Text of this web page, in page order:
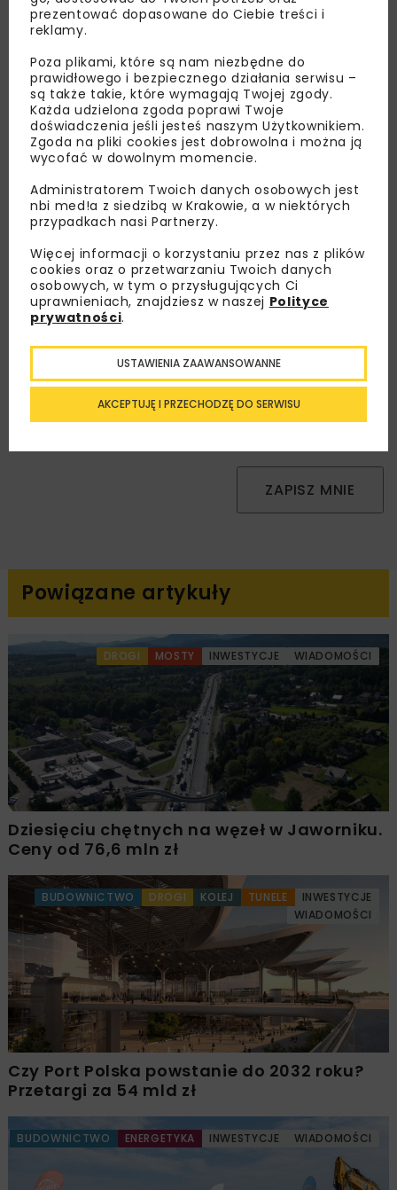
Lubisz wiedzieć więcej?
Zapisz się do newslettera aby otrzymywać od
nas najlepsze informacje branżowe,
zaproszenia na wydarzenia, atrakcyjne oferty i
dedykowane akcje specjalne.
Zapoznałam/em się zPolityką Prywatności
oraz wyrażam zgodę na otrzymywanie na
ZAPISZ MNIE
Powiązane artykuły
DROGI MOSTY INWESTYCJE WIADOMOŚCI
Dziesięciu chętnych na węzeł w Jaworniku.
Ceny od 76,6 mln zł
BUDOWNICTWO DROGI KOLEJ TUNELE
INWESTYCJE
WIADOMOŚCI
Czy Port Polska powstanie do 2032 roku?
Przetargi za 54 mld zł
BUDOWNICTWO ENERGETYKA INWESTYCJE WIADOMOŚCI
prezentować dopasowane do Ciebie treści i
reklamy.
Poza plikami, które są nam niezbędne do
prawidłowego i bezpiecznego działania serwisu –
są także takie, które wymagają Twojej zgody.
Każda udzielona zgoda poprawi Twoje
doświadczenia jeśli jesteś naszym Użytkownikiem.
Zgoda na pliki cookies jest dobrowolna i można ją
wycofać w dowolnym momencie.
Administratorem Twoich danych osobowych jest
nbi med!a z siedzibą w Krakowie, a w niektórych
przypadkach nasi Partnerzy.
Więcej informacji o korzystaniu przez nas z plików
cookies oraz o przetwarzaniu Twoich danych
osobowych, w tym o przysługujących Ci
uprawnieniach, znajdziesz w naszej Polityce
prywatności.
AKCEPTUJĘ I PRZECHODZĘ DO SERWISU
USTAWIENIA ZAAWANSOWANNE